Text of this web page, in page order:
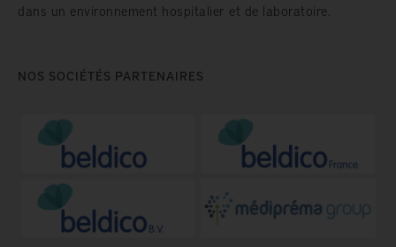
dans un environnement hospitalier et de laboratoire.
NOS SOCIÉTÉS PARTENAIRES